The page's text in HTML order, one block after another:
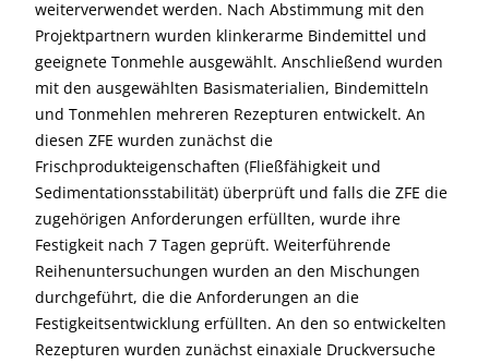
weiterverwendet werden. Nach Abstimmung mit den
Projektpartnern wurden klinkerarme Bindemittel und
geeignete Tonmehle ausgewählt. Anschließend wurden
mit den ausgewählten Basismaterialien, Bindemitteln
und Tonmehlen mehreren Rezepturen entwickelt. An
diesen ZFE wurden zunächst die
Frischprodukteigenschaften (Fließfähigkeit und
Sedimentationsstabilität) überprüft und falls die ZFE die
zugehörigen Anforderungen erfüllten, wurde ihre
Festigkeit nach 7 Tagen geprüft. Weiterführende
Reihenuntersuchungen wurden an den Mischungen
durchgeführt, die die Anforderungen an die
Festigkeitsentwicklung erfüllten. An den so entwickelten
Rezepturen wurden zunächst einaxiale Druckversuche